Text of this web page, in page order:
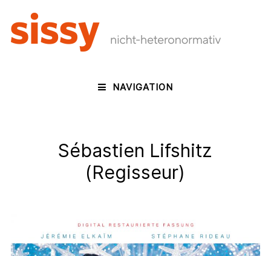
NAVIGATION
Sébastien Lifshitz
(Regisseur)